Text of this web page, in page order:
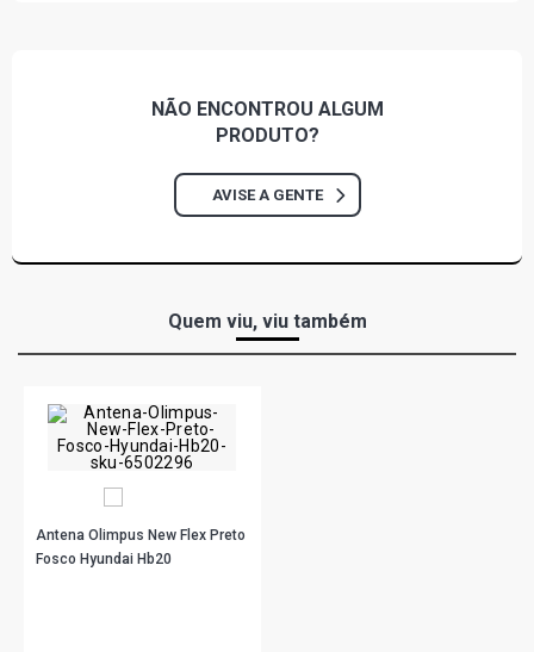
NÃO ENCONTROU ALGUM
PRODUTO?
AVISE A GENTE
Quem viu, viu também
Antena Olimpus New Flex Preto
Fosco Hyundai Hb20